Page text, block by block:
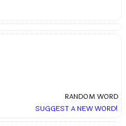
RANDOM WORD
SUGGEST A NEW WORD!